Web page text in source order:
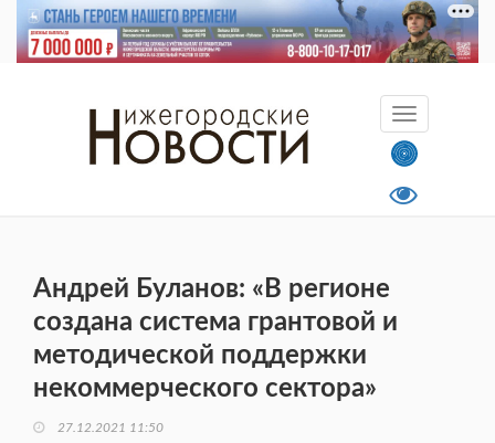
Андрей Буланов: «В регионе
создана система грантовой и
методической поддержки
некоммерческого сектора»
27.12.2021 11:50